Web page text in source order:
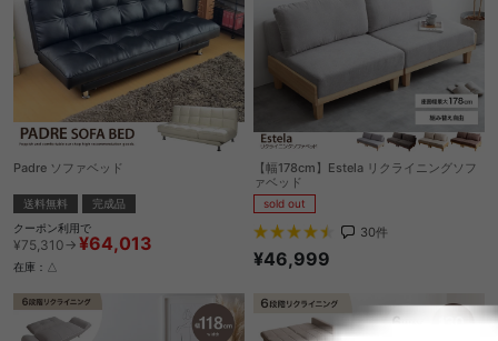
Padre ソファベッド
送料無料
完成品
クーポン利用で
¥75,310→ ¥64,013
在庫：△
【幅178cm】Estela リクライニングソフ
ァベッド
sold out
30件
¥46,999